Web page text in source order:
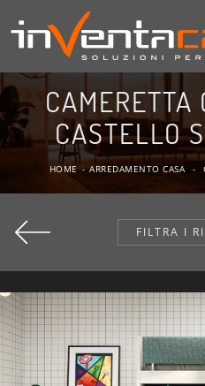
CASTELLO
HOME - ARREDAMENTO CASA -
FILTRA I